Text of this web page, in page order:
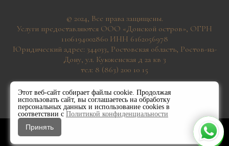
© 2024, Все права защищены.
Услуги предоставляются ООО «Донской остров», ОГРН
1106194002860 ИНН 6162056978
Юридический адрес: 344033, Ростовская область, Ростов-на-
Дону, ул. Кумженская д 2а кв 3
тел: 8 (863) 200 10 15
All rights reserved
Этот веб-сайт собирает файлы cookie. Продолжая
использовать сайт, вы соглашаетесь на обработку
персональных данных и использование cookies в
соответствии с Политикой конфиденциальности
Принять